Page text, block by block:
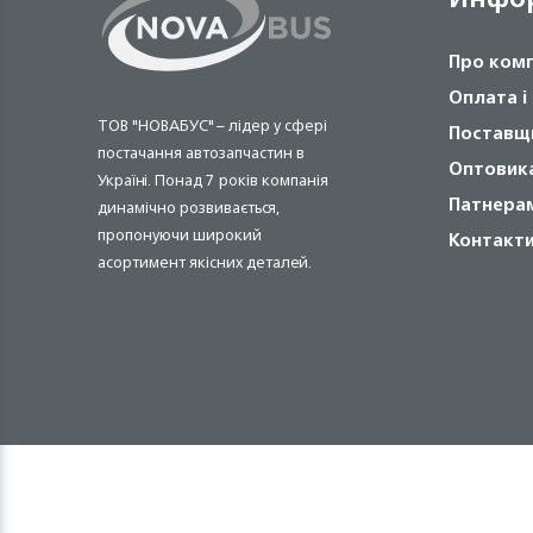
ТОВ "НОВАБУС" – лідер у сфері
постачання автозапчастин в
Україні. Понад 7 років компанія
динамічно розвивається,
пропонуючи широкий
асортимент якісних деталей.
Про
Оплата